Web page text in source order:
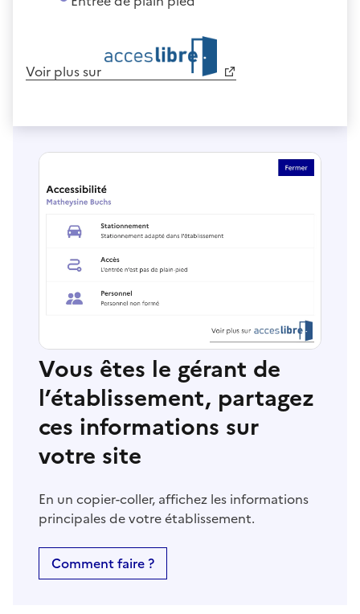
Voir plus sur
Vous êtes le gérant de
l’établissement, partagez
ces informations sur
votre site
En un copier-coller, affichez les informations
principales de votre établissement.
Comment faire ?